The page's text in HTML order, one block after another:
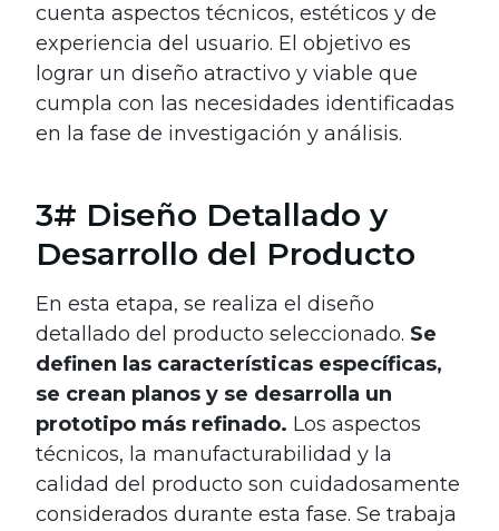
cuenta aspectos técnicos, estéticos y de
experiencia del usuario. El objetivo es
lograr un diseño atractivo y viable que
cumpla con las necesidades identificadas
en la fase de investigación y análisis.
3# Diseño Detallado y
Desarrollo del Producto
En esta etapa, se realiza el diseño
detallado del producto seleccionado. Se
definen las características específicas,
se crean planos y se desarrolla un
prototipo más refinado. Los aspectos
técnicos, la manufacturabilidad y la
calidad del producto son cuidadosamente
considerados durante esta fase. Se trabaja